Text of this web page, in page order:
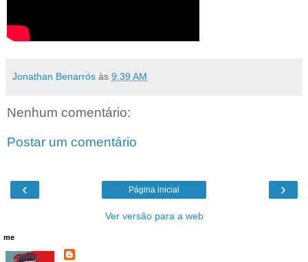
Jonathan Benarrós às 9:39 AM
Nenhum comentário:
Postar um comentário
‹ ›
Página inicial
Ver versão para a web
me